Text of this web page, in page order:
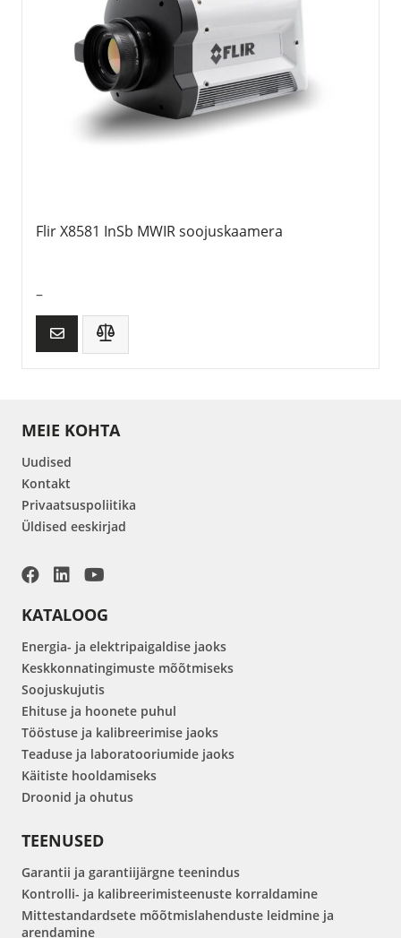
Flir X8581 InSb MWIR soojuskaamera
–
MEIE KOHTA
Uudised
Kontakt
Privaatsuspoliitika
Üldised eeskirjad
KATALOOG
Energia- ja elektripaigaldise jaoks
Keskkonnatingimuste mõõtmiseks
Soojuskujutis
Ehituse ja hoonete puhul
Tööstuse ja kalibreerimise jaoks
Teaduse ja laboratooriumide jaoks
Käitiste hooldamiseks
Droonid ja ohutus
TEENUSED
Garantii ja garantiijärgne teenindus
Kontrolli- ja kalibreerimisteenuste korraldamine
Mittestandardsete mõõtmislahenduste leidmine ja
arendamine